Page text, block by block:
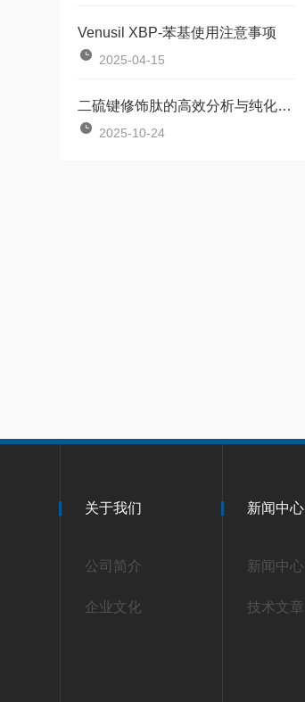
Venusil XBP-苯基使用注意事项
2025-04-15
二硫键修饰肽的高效分析与纯化：选择Phenomenex Luna的理由
2025-10-24
关于我们
公司简介
企业文化
新闻中心
新闻中心
技术文章